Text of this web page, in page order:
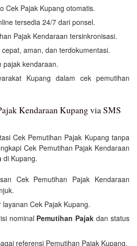
Cek Pajak Kupang otomatis.
tersedia 24/7 dari ponsel.
Pajak Kendaraan tersinkronisasi.
aman, dan terdokumentasi.
pajak kendaraan.
Kupang dalam cek pemutihan
Kendaraan Kupang via SMS
Cek Pemutihan Pajak Kupang tanpa
Cek Pemutihan Pajak Kendaraan
di Kupang.
Cek Pemutihan Pajak Kendaraan
Cek Pajak Kupang.
nominal Pemutihan Pajak dan status
referensi Pemutihan Pajak Kupang.